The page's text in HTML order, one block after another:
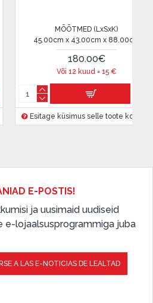
MÕÕTMED (LxSxK)
45.00cm x 43.00cm x 88.00cm
180.00€
Või 12 kuud =15 €
Esitage küsimus selle toote kohta
E-POSTIS!
ja uusimaid uudiseid
e-lojaalsusprogrammiga juba
A LAS E-NOTICIAS DE LEALTAD